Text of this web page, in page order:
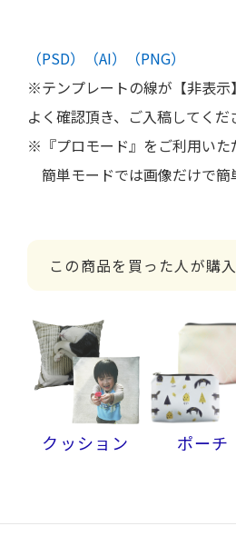
（PSD） （AI）
（PNG）
※テンプレートの線が【非表示
よく確認頂き、ご入稿してくだ
※『プロモード』をご利用いた
簡単モードでは画像だけで簡
この商品を買った人が購
クッション ポーチ